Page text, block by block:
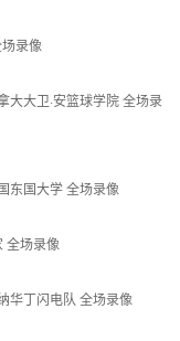
录像
大卫·安篮球学院 全场录
东国大学 全场录像
全场录像
华丁闪电队 全场录像